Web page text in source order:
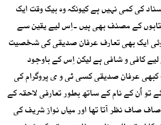
کی کمی نہیں ہے کیونکہ وہ بیک وقت ایک
کتابوں کے مصنف بھی ہیں ۔اِس لیے یقین سے
ایک بھی تعارف عرفان صدیقی کی شخصیت
کافی و شافی ہے لیکن اِس کے باوجود
عرفان صدیقی کسی ٹی و ی پروگرام کی
تو اُن کے نام کے ساتھ بطور تعارفی لاحقہ کے
صاف صاف نظر آتا تھا اور میاں نواز شریف کی